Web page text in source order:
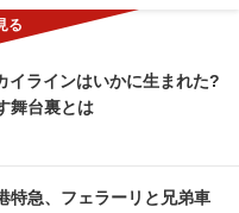
イラインはいかに生まれた?
舞台裏とは
特急、フェラーリと兄弟車